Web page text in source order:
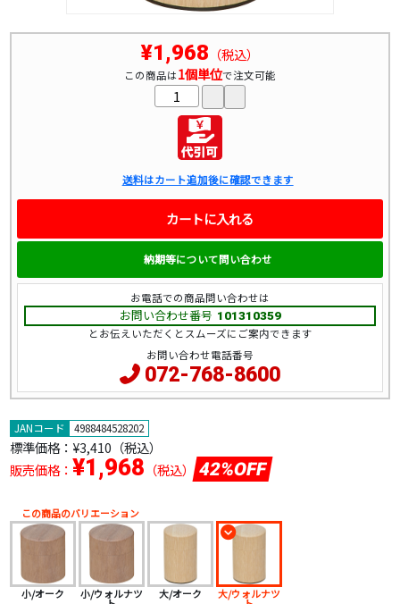
JANコード 4988484528202
標準価格： ¥3,410（税込）
販売価格： ¥1,968 （税込） 42%OFF
この商品のバリエーション
小/オーク 小/ウォルナツ 大/オーク 大/ウォルナツ
¥1,968 （税込）
この商品は1個単位で注文可能
送料はカート追加後に確認できます
カートに入れる
納期等について問い合わせ
お電話での商品問い合わせは
お問い合わせ番号 101310359
とお伝えいただくとスムーズにご案内できます
お問い合わせ電話番号
072-768-8600